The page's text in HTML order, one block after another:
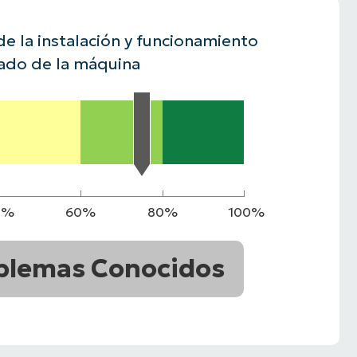
RUTA DEL PRODUCTO
UNA DEMO
UNA DEMO
la instalación y funcionamiento
de la máquina
60% 80% 100%
Conocidos